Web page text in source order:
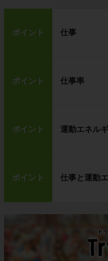
ポイント 仕事
ポイント 仕事率
ポイント 運動エネル
ポイント 仕事と運動